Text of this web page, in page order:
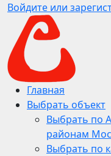
Войдите или
Главная
Выбрать объект
Выбрать по
районам
Выбрать по